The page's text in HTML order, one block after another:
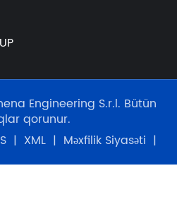
Engineering S.r.l. Bütün
qorunur.
| XML | Məxfilik Siyasəti |